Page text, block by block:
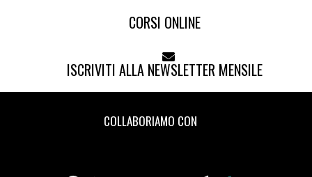
CORSI ONLINE
ISCRIVITI ALLA NEWSLETTER MENSILE
COLLABORIAMO CON